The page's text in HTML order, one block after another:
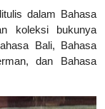
dalam Bahasa
koleksi bukunya
Bali, Bahasa
dan Bahasa